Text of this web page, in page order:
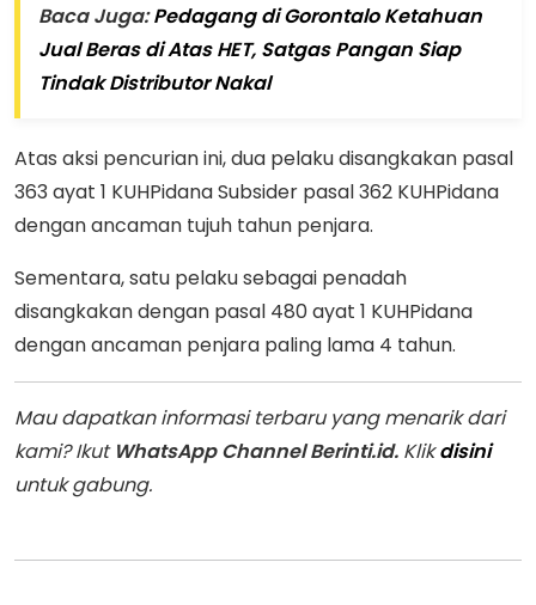
Baca Juga:Pedagang di Gorontalo Ketahuan
Jual Beras di Atas HET, Satgas Pangan Siap
Tindak Distributor Nakal
Atas aksi pencurian ini, dua pelaku disangkakan pasal
363 ayat 1 KUHPidana Subsider pasal 362 KUHPidana
dengan ancaman tujuh tahun penjara.
Sementara, satu pelaku sebagai penadah
disangkakan dengan pasal 480 ayat 1 KUHPidana
dengan ancaman penjara paling lama 4 tahun.
Mau dapatkan informasi terbaru yang menarik dari
kami? Ikut WhatsApp Channel Berinti.id. Klikdisini
untuk gabung.